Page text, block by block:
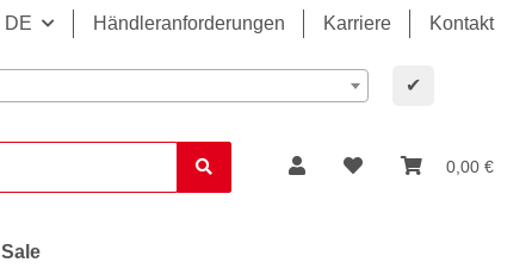
DE Händleranforderungen Karriere Kontakt
✔
0,00 €
Sale